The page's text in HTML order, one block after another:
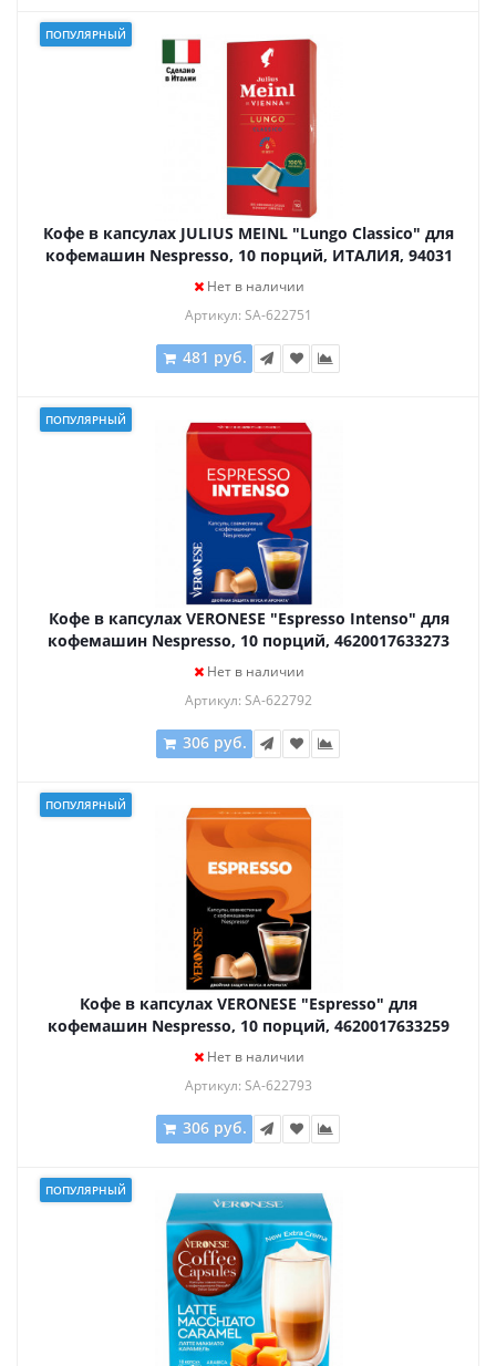
ПОПУЛЯРНЫЙ
Кофе в капсулах JULIUS MEINL "Lungo Classico" для
кофемашин Nespresso, 10 порций, ИТАЛИЯ, 94031
Нет в наличии
Артикул: SA-622751
481 руб.
ПОПУЛЯРНЫЙ
Кофе в капсулах VERONESE "Espresso Intenso" для
кофемашин Nespresso, 10 порций, 4620017633273
Нет в наличии
Артикул: SA-622792
306 руб.
ПОПУЛЯРНЫЙ
Кофе в капсулах VERONESE "Espresso" для
кофемашин Nespresso, 10 порций, 4620017633259
Нет в наличии
Артикул: SA-622793
306 руб.
ПОПУЛЯРНЫЙ